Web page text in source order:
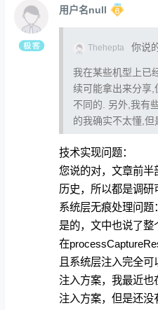
用户名null
Thehepta 你说
我在某些机型上已
续可能拿出来分享,
不同的. 另外,我有
的我确实不太懂,但
技术实现问题：
您说的对，文章前半
历史，所以都是调研
系统层无痕处理问题：
是的，文中也说了整
在
且系统层注入完全
注入方案，我最近也
注入方案，但是还没